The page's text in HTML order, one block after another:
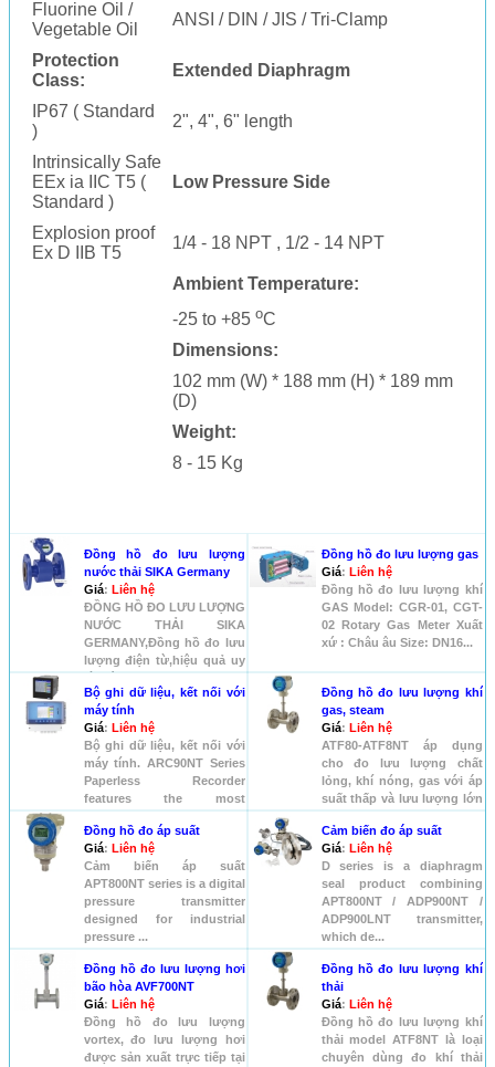
Fluorine Oil /
Vegetable Oil
ANSI / DIN / JIS / Tri-Clamp
Protection
Class:
Extended Diaphragm
IP67 ( Standard
)
2", 4", 6" length
Intrinsically Safe
EEx ia IIC T5 (
Standard )
Low Pressure Side
Explosion proof
Ex D IIB T5
1/4 - 18 NPT , 1/2 - 14 NPT
Ambient Temperature:
-25 to +85 oC
Dimensions:
102 mm (W) * 188 mm (H) * 189 mm
(D)
Weight:
8 - 15 Kg
Đồng hồ đo lưu lượng
nước thải SIKA Germany
Giá: Liên hệ
ĐỒNG HỒ ĐO LƯU LƯỢNG
NƯỚC THẢI SIKA
GERMANY,Đồng hồ đo lưu
lượng điện từ,hiệu quả uy
tín hàng đầu hi...
Đồng hồ đo lưu lượng gas
Giá: Liên hệ
Đồng hồ đo lưu lượng khí
GAS Model: CGR-01, CGT-
02 Rotary Gas Meter Xuất
xứ : Châu âu Size: DN16...
Bộ ghi dữ liệu, kết nối với
máy tính
Giá: Liên hệ
Bộ ghi dữ liệu, kết nối với
máy tính. ARC90NT Series
Paperless Recorder
features the most
advanced ...
Đồng hồ đo lưu lượng khí
gas, steam
Giá: Liên hệ
ATF80-ATF8NT áp dụng
cho đo lưu lượng chất
lỏng, khí nóng, gas với áp
suất thấp và lưu lượng lớn
...
Đồng hồ đo áp suất
Giá: Liên hệ
Cảm biến áp suất
APT800NT series is a digital
pressure transmitter
designed for industrial
pressure ...
Cảm biến đo áp suất
Giá: Liên hệ
D series is a diaphragm
seal product combining
APT800NT / ADP900NT /
ADP900LNT transmitter,
which de...
Đồng hồ đo lưu lượng hơi
bão hòa AVF700NT
Giá: Liên hệ
Đồng hồ đo lưu lượng
vortex, đo lưu lượng hơi
được sản xuất trực tiếp tại
Đồng hồ đo lưu lượng khí
thải
Giá: Liên hệ
Đồng hồ đo lưu lượng khí
thải model ATF8NT là loại
chuyên dùng đo khí thải